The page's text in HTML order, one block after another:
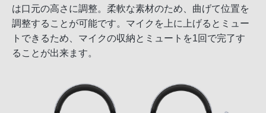
は口元の高さに調整。柔軟な素材のため、曲げて位置を
調整することが可能です。マイクを上に上げるとミュー
トできるため、マイクの収納とミュートを1回で完了す
ることが出来ます。